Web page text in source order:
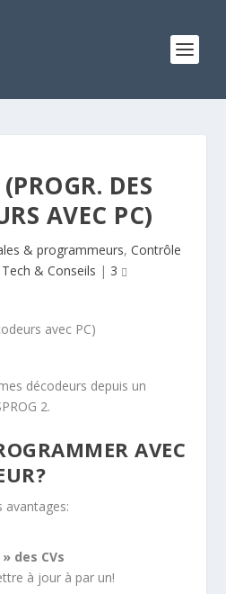
DES
AVEC PC)
& programmeurs, Contrôle
Tech & Conseils | 3
décodeurs depuis un
2.
AVEC
avantages:
des CVs
à jour à par un!